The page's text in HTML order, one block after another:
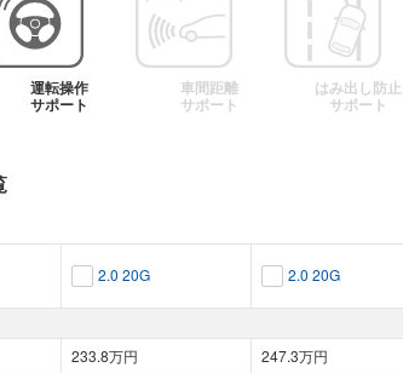
運転操作
サポート
車間距離
サポート
はみ出し防止
サポート
2.0 20G 2.0 20G
233.8万円 247.3万円